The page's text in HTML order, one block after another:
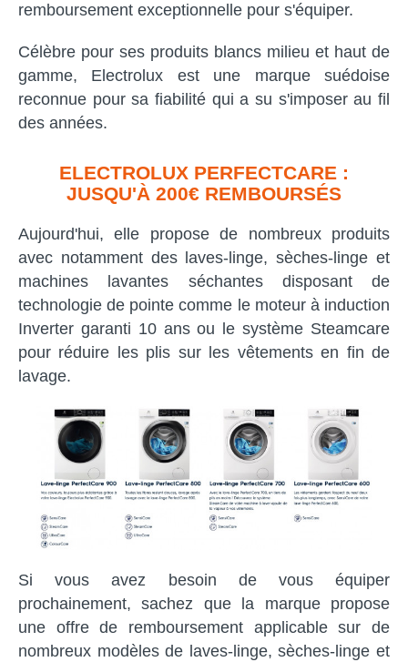
remboursement exceptionnelle pour s'équiper.
Célèbre pour ses produits blancs milieu et haut de
gamme, Electrolux est une marque suédoise
reconnue pour sa fiabilité qui a su s'imposer au fil
des années.
ELECTROLUX PERFECTCARE :
JUSQU'À 200€ REMBOURSÉS
Aujourd'hui, elle propose de nombreux produits
avec notamment des laves-linge, sèches-linge et
machines lavantes séchantes disposant de
technologie de pointe comme le moteur à induction
Inverter garanti 10 ans ou le système Steamcare
pour réduire les plis sur les vêtements en fin de
lavage.
Si vous avez besoin de vous équiper
prochainement, sachez que la marque propose
une offre de remboursement applicable sur de
nombreux modèles de laves-linge, sèches-linge et